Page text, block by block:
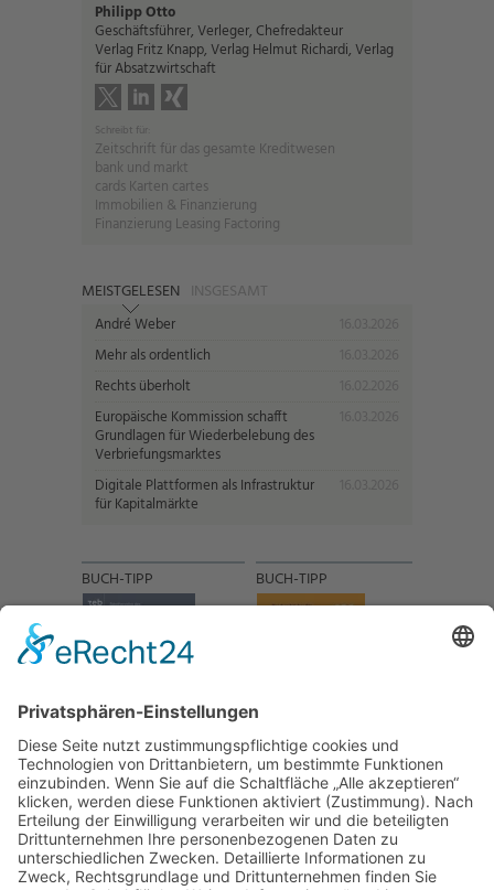
Philipp Otto
Geschäftsführer, Verleger, Chefredakteur
Verlag Fritz Knapp, Verlag Helmut Richardi, Verlag
für Absatzwirtschaft
Schreibt für:
Zeitschrift für das gesamte Kreditwesen
bank und markt
cards Karten cartes
Immobilien & Finanzierung
Finanzierung Leasing Factoring
MEISTGELESEN INSGESAMT
André Weber
Mehr als ordentlich
Rechts überholt
Europäische Kommission schafft
Grundlagen für Wiederbelebung des
Verbriefungsmarktes
Digitale Plattformen als Infrastruktur
für Kapitalmärkte
BUCH-TIPP BUCH-TIPP